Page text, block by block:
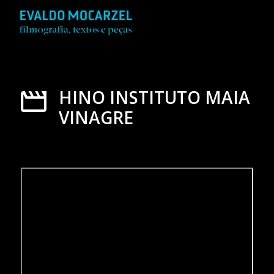
HINO INSTITUTO MAIA
VINAGRE